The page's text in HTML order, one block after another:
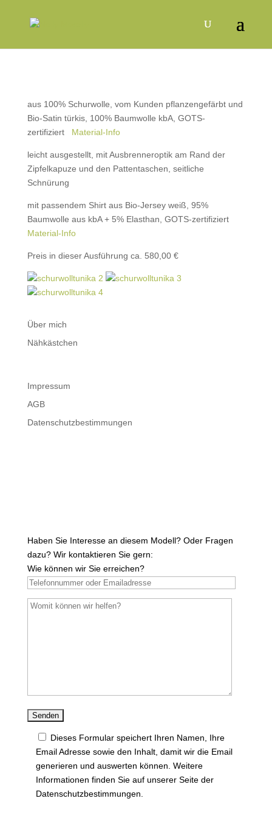
aus 100% Schurwolle, vom Kunden pflanzengefärbt und
Bio-Satin türkis, 100% Baumwolle kbA, GOTS-
zertifiziert Material-Info
leicht ausgestellt, mit Ausbrenneroptik am Rand der
Zipfelkapuze und den Pattentaschen, seitliche
Schnürung
mit passendem Shirt aus Bio-Jersey weiß, 95%
Baumwolle aus kbA + 5% Elasthan, GOTS-zertifiziert
Material-Info
Preis in dieser Ausführung ca. 580,00 €
Über mich
Nähkästchen
Impressum
AGB
Datenschutzbestimmungen
Haben Sie Interesse an diesem Modell? Oder Fragen
dazu? Wir kontaktieren Sie gern:
Wie können wir Sie erreichen?
Dieses Formular speichert Ihren Namen, Ihre
Email Adresse sowie den Inhalt, damit wir die Email
generieren und auswerten können. Weitere
Informationen finden Sie auf unserer Seite der
Datenschutzbestimmungen.